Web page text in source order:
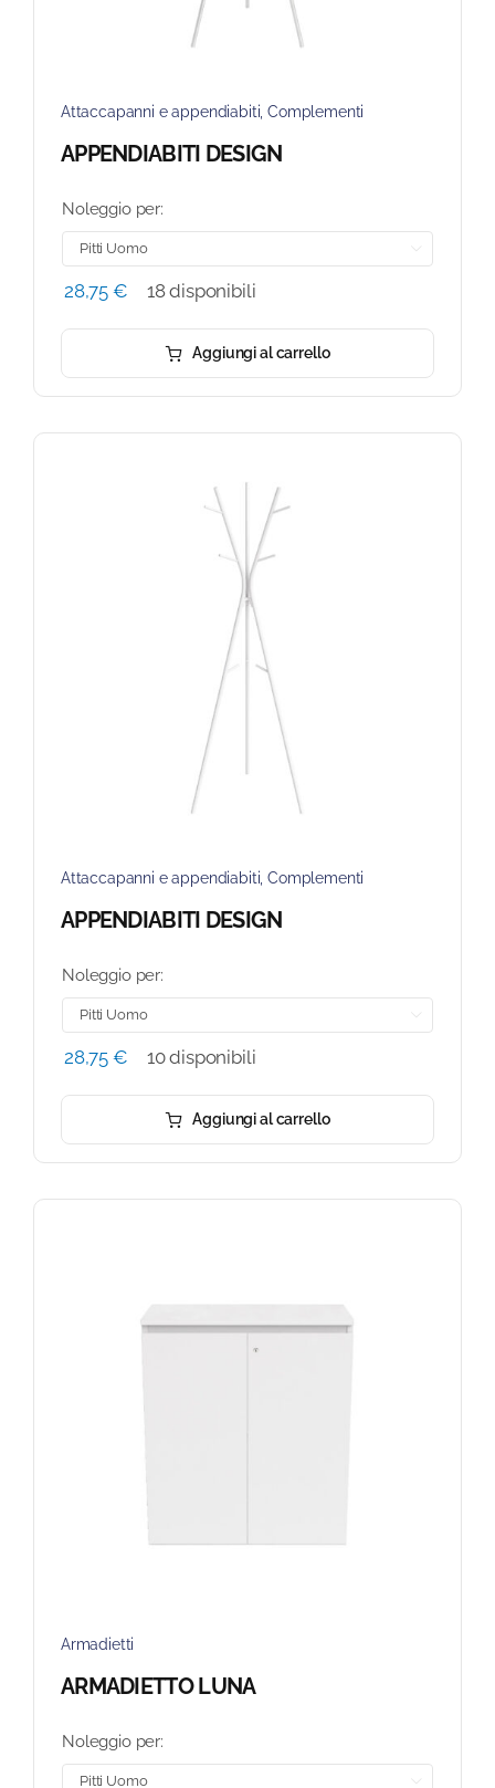
Attaccapanni e appendiabiti ,Complementi
APPENDIABITI DESIGN
Noleggio per:
28,75 € 18 disponibili
Aggiungi al carrello
Attaccapanni e appendiabiti ,Complementi
APPENDIABITI DESIGN
Noleggio per:
28,75 € 10 disponibili
Aggiungi al carrello
Armadietti
ARMADIETTO LUNA
Noleggio per: